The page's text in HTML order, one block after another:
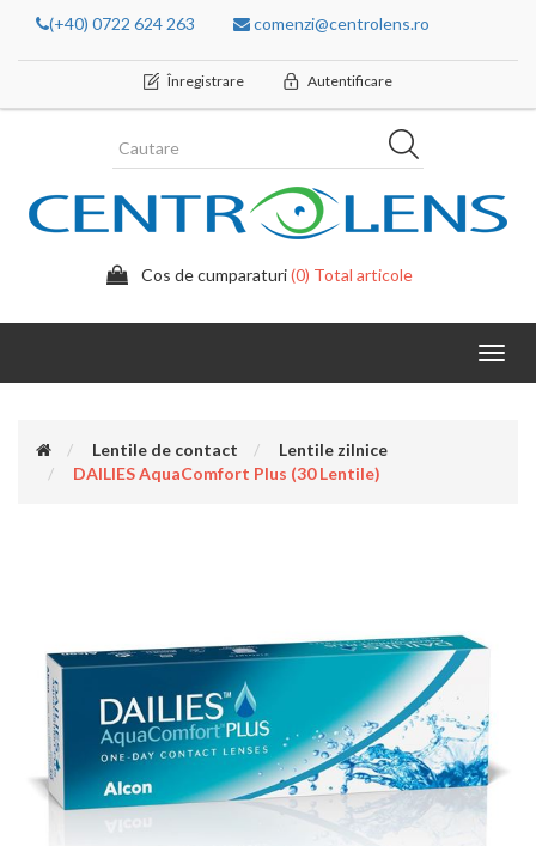
(+40) 0722 624 263 comenzi@centrolens.ro
Înregistrare Autentificare
Cos de cumparaturi(0) Total articole
Lentile de contact
Lentile zilnice
DAILIES AquaComfort Plus (30 Lentile)